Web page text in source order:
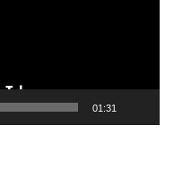
01:31